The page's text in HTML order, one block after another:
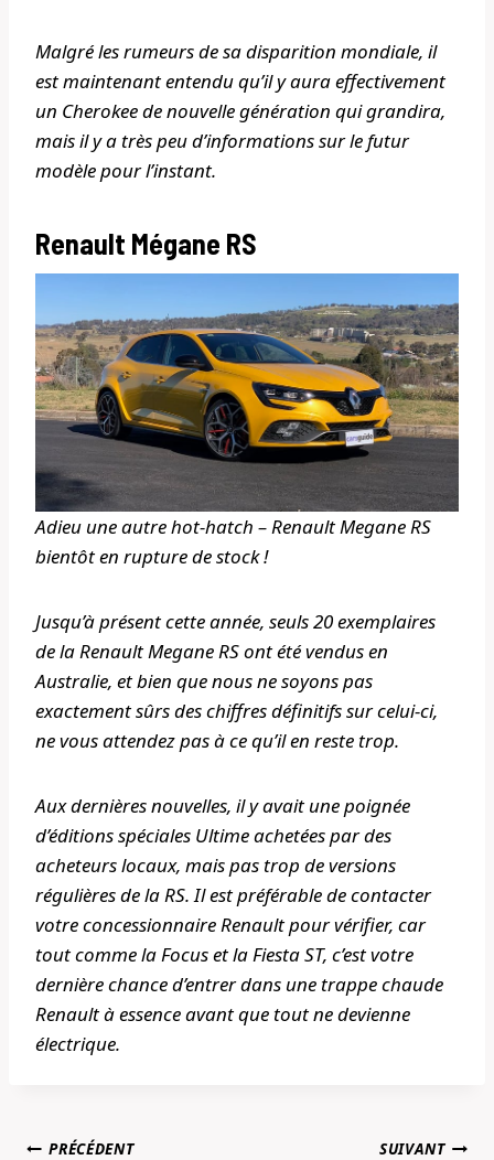
Malgré les rumeurs de sa disparition mondiale, il
est maintenant entendu qu’il y aura effectivement
un Cherokee de nouvelle génération qui grandira,
mais il y a très peu d’informations sur le futur
modèle pour l’instant.
Renault Mégane RS
Adieu une autre hot-hatch – Renault Megane RS
bientôt en rupture de stock !
Jusqu’à présent cette année, seuls 20 exemplaires
de la Renault Megane RS ont été vendus en
Australie, et bien que nous ne soyons pas
exactement sûrs des chiffres définitifs sur celui-ci,
ne vous attendez pas à ce qu’il en reste trop.
Aux dernières nouvelles, il y avait une poignée
d’éditions spéciales Ultime achetées par des
acheteurs locaux, mais pas trop de versions
régulières de la RS. Il est préférable de contacter
votre concessionnaire Renault pour vérifier, car
tout comme la Focus et la Fiesta ST, c’est votre
dernière chance d’entrer dans une trappe chaude
Renault à essence avant que tout ne devienne
électrique.
Navigation
PRÉCÉDENT SUIVANT